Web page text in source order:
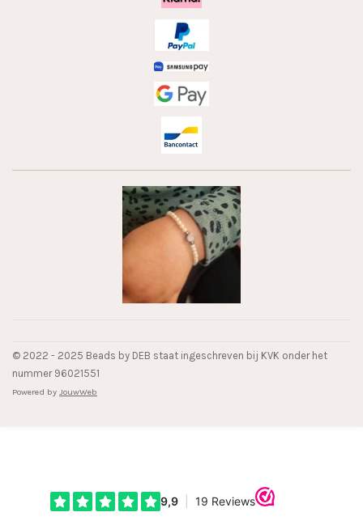
© 2022 - 2025 Beads by DEB staat ingeschreven bij KVK onder het
nummer 96021551
Powered by JouwWeb